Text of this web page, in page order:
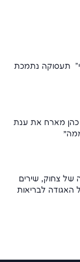
תעסוקה נתמכת
פרק 102, הדר כהן מארח את ענת
של צחוק, שירים
האגודה לבריאות